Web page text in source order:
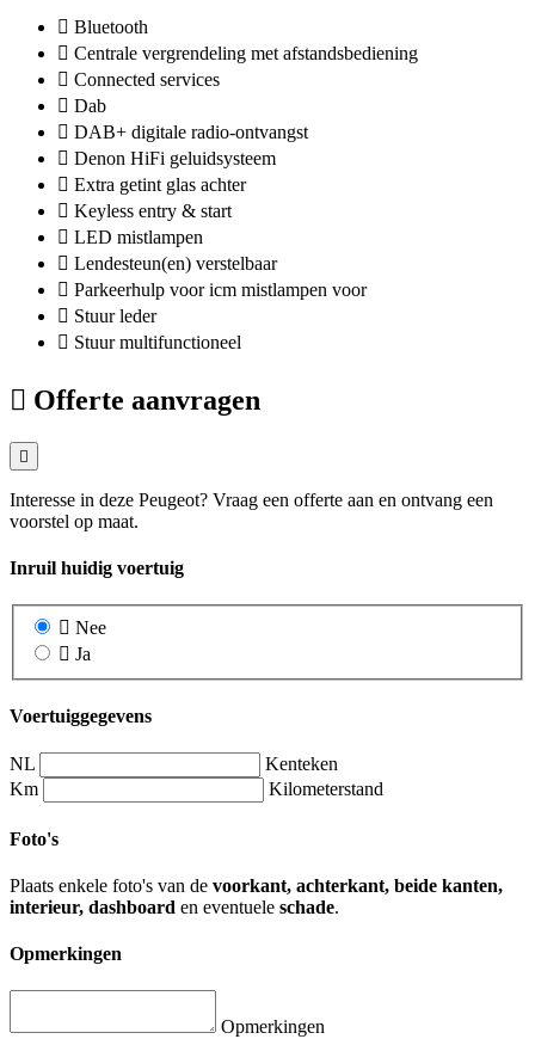
Bluetooth
Centrale vergrendeling met afstandsbediening
Connected services
Dab
DAB+ digitale radio-ontvangst
Denon HiFi geluidsysteem
Extra getint glas achter
Keyless entry & start
LED mistlampen
Lendesteun(en) verstelbaar
Parkeerhulp voor icm mistlampen voor
Stuur leder
Stuur multifunctioneel
Offerte aanvragen
Interesse in deze Peugeot? Vraag een offerte aan en ontvang een
voorstel op maat.
Inruil huidig voertuig
Nee
Ja
Voertuiggegevens
NL
Kenteken
Km
Kilometerstand
Foto's
Plaats enkele foto's van de voorkant, achterkant, beide kanten,
interieur, dashboard en eventuele schade.
Opmerkingen
Opmerkingen